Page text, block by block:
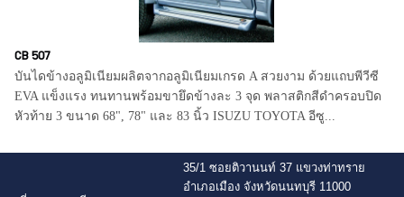
CB 507
บันไดข้างอลูมิเนียมผลิตจากอลูมิเนียมเกรด A สวยงาม ด้วยแถบพีวีซี
EVA แข็งแรง ทนทานพร้อมขายึดข้างละ 3 จุด พลาสติกสีดำครอบปิด
หัวท้าย 3 ขนาด 68", 78" และ 83 นิ้ว ISUZU TOYOTA อีซู...
35/1 ซอยติวานนท์ 37 แขวงท่าทราย
อำเภอเมือง จังหวัดนนทบุรี 11000